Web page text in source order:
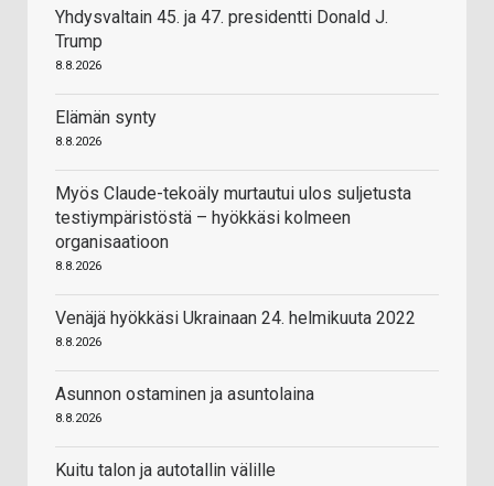
Yhdysvaltain 45. ja 47. presidentti Donald J.
Trump
8.8.2026
Elämän synty
8.8.2026
Myös Claude-tekoäly murtautui ulos suljetusta
testiympäristöstä – hyökkäsi kolmeen
organisaatioon
8.8.2026
Venäjä hyökkäsi Ukrainaan 24. helmikuuta 2022
8.8.2026
Asunnon ostaminen ja asuntolaina
8.8.2026
Kuitu talon ja autotallin välille